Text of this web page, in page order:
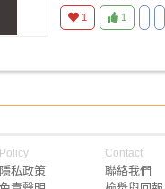
1 1
Policy
隱私政策
Contact
聯絡我們